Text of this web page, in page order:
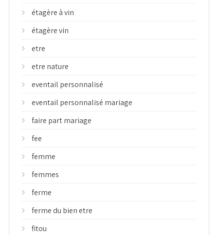
étagère à vin
étagère vin
etre
etre nature
eventail personnalisé
eventail personnalisé mariage
faire part mariage
fee
femme
femmes
ferme
ferme du bien etre
fitou